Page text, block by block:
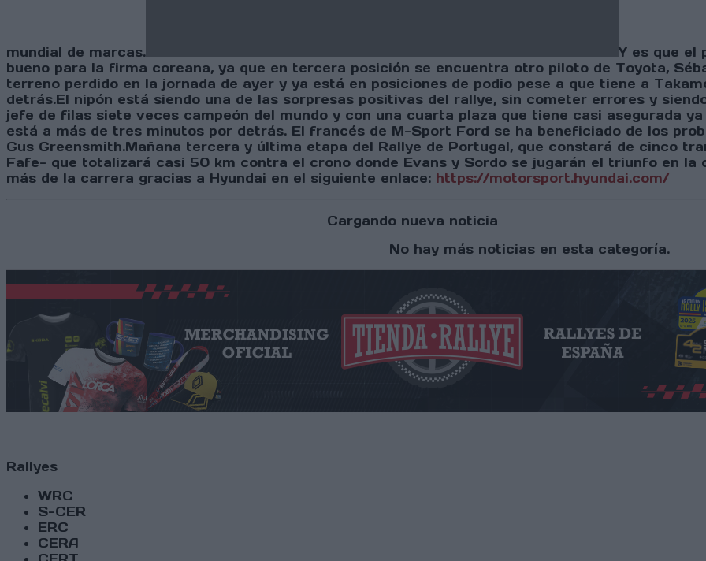
mundial de marcas.
Y es que el
bueno para la firma coreana, ya que en tercera posición se encuentra otro piloto de Toyota,
terreno perdido en la jornada de ayer y ya está en posiciones de podio pese a que tiene a
detrás.El nipón está siendo una de las sorpresas positivas del rallye, sin cometer errores y
jefe de filas siete veces campeón del mundo y con una cuarta plaza que tiene casi asegurada
está a más de tres minutos por detrás. El francés de M-Sport Ford se ha beneficiado de los
Gus Greensmith.Mañana tercera y última etapa del Rallye de Portugal, que constará de cinco
Fafe- que totalizará casi 50 km contra el crono donde Evans y Sordo se jugarán el triunfo en la
más de la carrera gracias a Hyundai en el siguiente enlace: https://motorsport.hyundai.com/
Cargando nueva noticia
No hay más noticias en esta categoría.
Rallyes
WRC
S-CER
ERC
CERA